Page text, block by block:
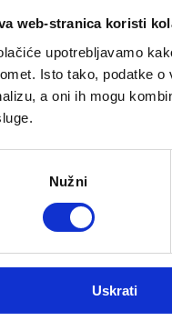
web-stranica koristi
upotrebljavamo
Isto tako, podatke
a oni ih mogu
Nužni
Uskrati